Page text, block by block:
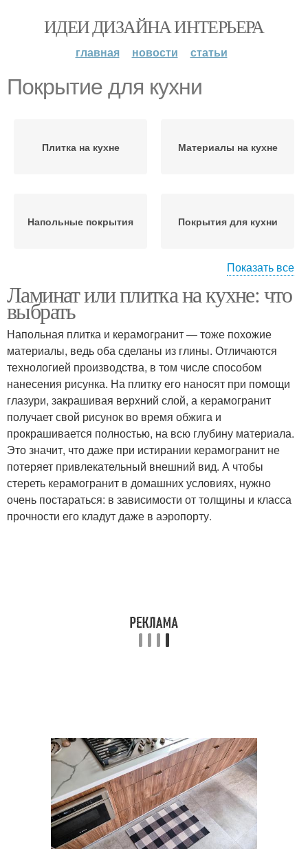
ИДЕИ ДИЗАЙНА ИНТЕРЬЕРА
главная новости статьи
Покрытие для кухни
Плитка на кухне Материалы на кухне
Напольные покрытия Покрытия для кухни
Покрытия на кухне Напольное покрытие
Тенденции в напольном
покрытии
Покрытие в доме
Доска на кухне
Материалы для
напольного покрытия
Плитки для кухни Плитки на кухне
Вариант для кухни Покрытие из пробки
Уход за напольным
покрытием
Линолеум для кухни
Показать все
Ламинат или плитка на кухне: что
выбрать
Напольная плитка и керамогранит — тоже похожие
материалы, ведь оба сделаны из глины. Отличаются
технологией производства, в том числе способом
нанесения рисунка. На плитку его наносят при помощи
глазури, закрашивая верхний слой, а керамогранит
получает свой рисунок во время обжига и
прокрашивается полностью, на всю глубину материала.
Это значит, что даже при истирании керамогранит не
потеряет привлекательный внешний вид. А чтобы
стереть керамогранит в домашних условиях, нужно
очень постараться: в зависимости от толщины и класса
прочности его кладут даже в аэропорту.